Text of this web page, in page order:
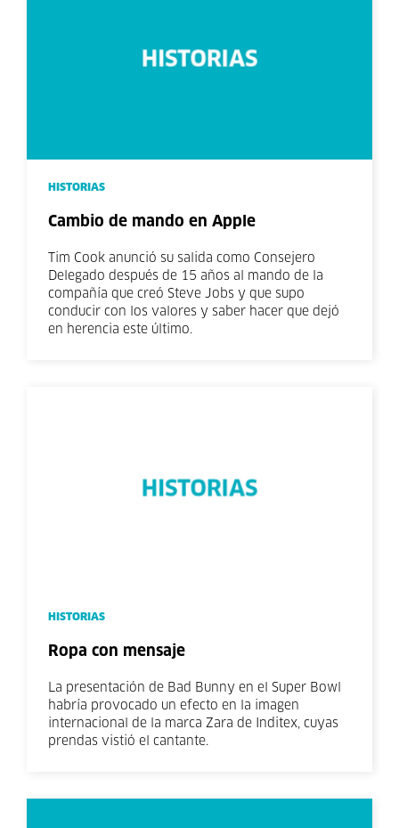
HISTORIAS
Cambio de mando en Apple
Tim Cook anunció su salida como Consejero
Delegado después de 15 años al mando de la
compañía que creó Steve Jobs y que supo
conducir con los valores y saber hacer que dejó
en herencia este último.
HISTORIAS
Ropa con mensaje
La presentación de Bad Bunny en el Super Bowl
habría provocado un efecto en la imagen
internacional de la marca Zara de Inditex, cuyas
prendas vistió el cantante.